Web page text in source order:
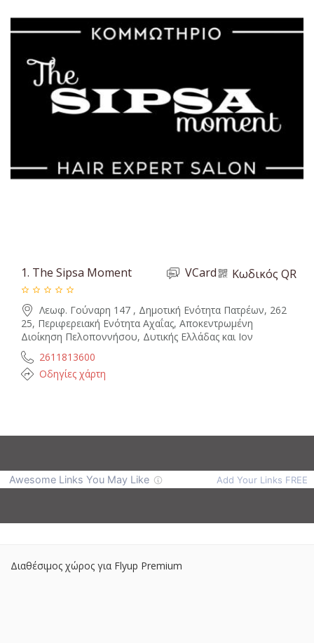
1. The Sipsa Moment Κωδικός QR
VCard
Λεωφ. Γούναρη 147 , Δημοτική Ενότητα Πατρέων, 262
25, Περιφερειακή Ενότητα Αχαΐας, Αποκεντρωμένη
Διοίκηση Πελοποννήσου, Δυτικής Ελλάδας και Ιον
2611813600
Οδηγίες χάρτη
Διαθέσιμος χώρος για Flyup Premium